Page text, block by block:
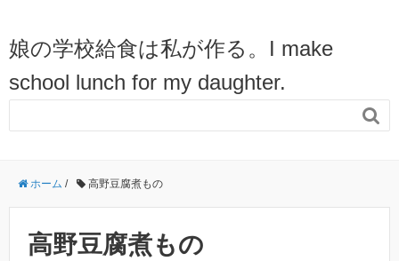
娘の学校給食は私が作る。I make
school lunch for my daughter.

ホーム / 高野豆腐煮もの
高野豆腐煮もの